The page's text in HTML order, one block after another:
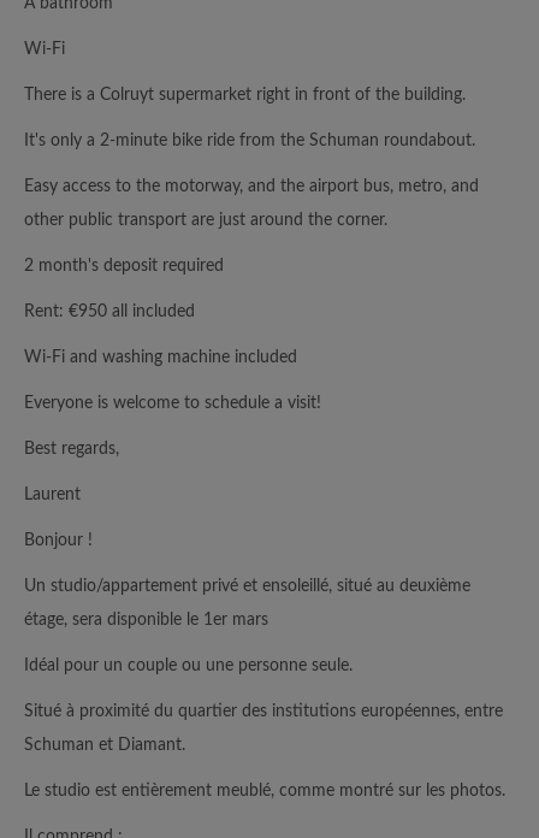
A bathroom
Wi-Fi
There is a Colruyt supermarket right in front of the building.
It's only a 2-minute bike ride from the Schuman roundabout.
Easy access to the motorway, and the airport bus, metro, and
other public transport are just around the corner.
2 month's deposit required
Rent: €950 all included
Wi-Fi and washing machine included
Everyone is welcome to schedule a visit!
Best regards,
Laurent
Bonjour !
Un studio/appartement privé et ensoleillé, situé au deuxième
étage, sera disponible le 1er mars
Idéal pour un couple ou une personne seule.
Situé à proximité du quartier des institutions européennes, entre
Schuman et Diamant.
Le studio est entièrement meublé, comme montré sur les photos.